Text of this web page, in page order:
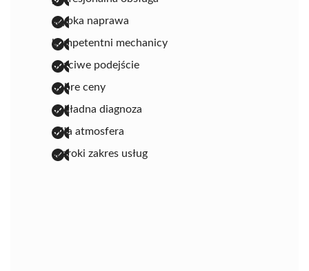
szybka naprawa
kompetentni mechanicy
uczciwe podejście
dobre ceny
dokładna diagnoza
miła atmosfera
szeroki zakres usług